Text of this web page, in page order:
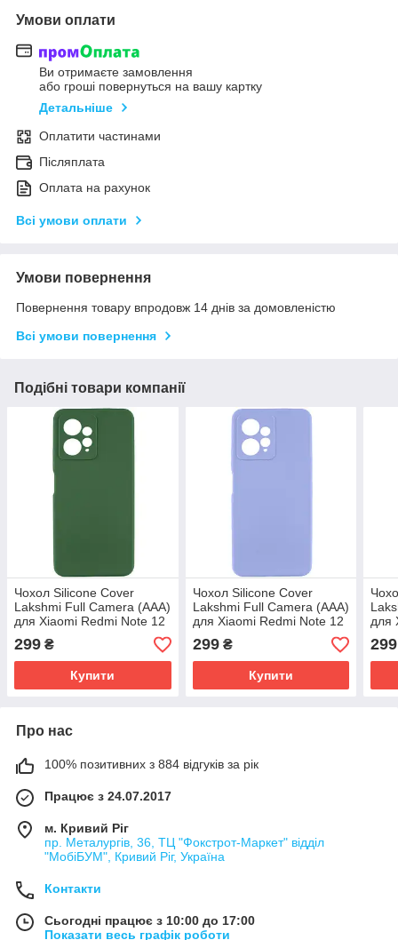
Умови оплати
Ви отримаєте замовлення
або гроші повернуться на вашу картку
Детальніше
Оплатити частинами
Післяплата
Оплата на рахунок
Всі умови оплати
Умови повернення
Повернення товару впродовж 14 днів за домовленістю
Всі умови повернення
Подібні товари компанії
Чохол Silicone Cover
Lakshmi Full Camera (AAA)
для Xiaomi Redmi Note 12
4G | Мікрофібра Зелений /
Cyprus Green
299 ₴
Купити
Чохол Silicone Cover
Lakshmi Full Camera (AAA)
для Xiaomi Redmi Note 12
4G | Мікрофібра Бузковий
/ Dasheen
299₴
Купити
для
4G
299
Про нас
100% позитивних з 884 відгуків за рік
Працює з 24.07.2017
м. Кривий Ріг
пр. Металургів, 36, ТЦ "Фокстрот-Маркет" відділ
"МобіБУМ", Кривий Ріг, Україна
Контакти
Сьогодні працює з 10:00 до 17:00
Показати весь графік роботи